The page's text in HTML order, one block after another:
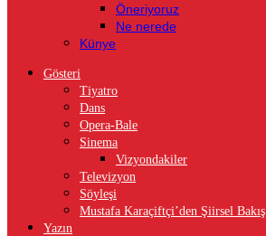
Öneriyoruz
Ne nerede
Künye
Gösteri
Tiyatro
Dans
Opera-Bale
Sinema
Vizyondakiler
Televizyon
Söyleşi
Mustafa Karaçiftçi’den Şiirsel Bakış
Yazın